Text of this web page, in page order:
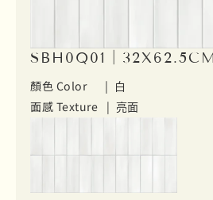
SBH0Q01｜
顏色 Color | 白
面感 Texture | 亮面